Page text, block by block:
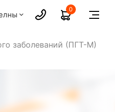
0
заболеваний (ПГТ-М)